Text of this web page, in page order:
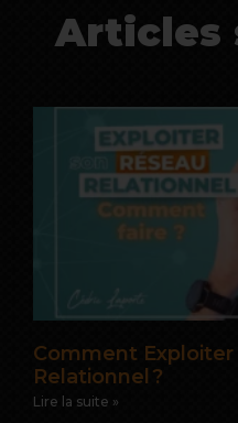
Articles
Comment Exploiter
Relationnel ?
Lire la suite »